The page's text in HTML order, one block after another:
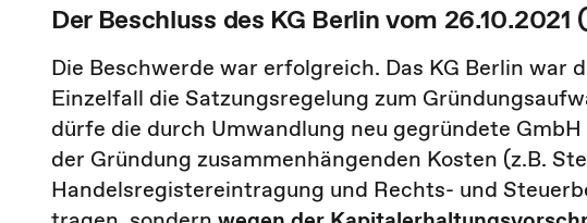
Der Beschluss des KG Berlin vom
Die Beschwerde war erfolgreich. Das KG Berlin war
Einzelfall die Satzungsregelung zum
dürfe die durch Umwandlung neu gegründete
der Gründung zusammenhängenden Kosten (z.B.
Handelsregistereintragung und Rechts- und